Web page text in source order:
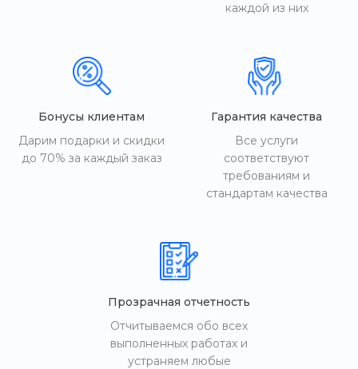
каждой из них
Бонусы клиентам
Дарим подарки и скидки
до 70% за каждый заказ
Гарантия качества
Все услуги
соответствуют
требованиям и
стандартам качества
Прозрачная отчетность
Отчитываемся обо всех
выполненных работах и
устраняем любые